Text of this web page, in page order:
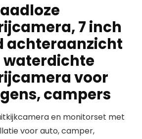
7 inch
achteraanzicht
waterdichte
voor
campers
en monitorset met
voor auto, camper,